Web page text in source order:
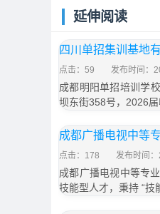
延伸阅读
四川单招集训基地
点击：59 发布时间：
成都明阳单招培训学
坝东街358号，2026
成都广播电视中等
点击：178 发布时间
成都广播电视中等专
技能型人才，秉持 “技